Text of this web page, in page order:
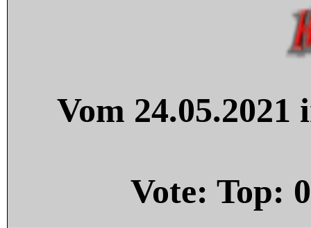
Vom
Vote: Top: 0